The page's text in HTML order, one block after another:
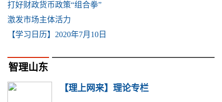
打好财政货币政策“组合拳”
激发市场主体活力
【学习日历】2020年7月10日
智理山东
【理上网来】理论专栏